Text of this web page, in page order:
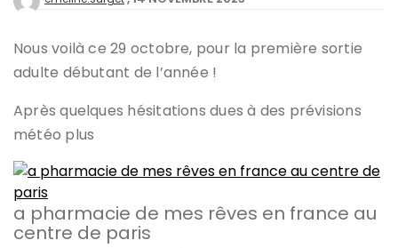
Nous voilà ce 29 octobre, pour la première sortie
adulte débutant de l’année !
Après quelques hésitations dues à des prévisions
météo plus
a pharmacie de mes rêves en france au
centre de paris